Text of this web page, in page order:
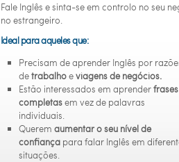
Fale Inglês e sinta-se em controlo no seu
no estrangeiro.
Ideal para aqueles que:
Precisam de aprender Inglês por
detrabalhoeviagens de negócios.
Estão interessados em aprenderfrases
completasem vez de palavras
individuais.
Querem aumentar o seu nível de
confiança para falar Inglês em
situações.